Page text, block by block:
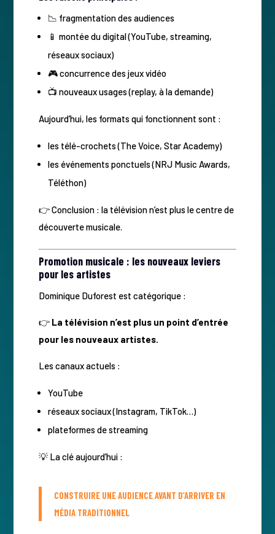
📉 fragmentation des audiences
📱 montée du digital (YouTube, streaming,
réseaux sociaux)
🎮 concurrence des jeux vidéo
📺 nouveaux usages (replay, à la demande)
Aujourd’hui, les formats qui fonctionnent sont :
les télé-crochets (The Voice, Star Academy)
les événements ponctuels (NRJ Music Awards,
Téléthon)
👉 Conclusion : la télévision n’est plus le centre de
découverte musicale.
Promotion musicale : les nouveaux leviers
pour les artistes
Dominique Duforest est catégorique :
👉 La télévision n’est plus un point d’entrée
pour les nouveaux artistes.
Les canaux actuels :
YouTube
réseaux sociaux (Instagram, TikTok…)
plateformes de streaming
💡 La clé aujourd’hui :
CONSTRUIRE UNE AUDIENCE AVANT D’ARRIVER EN
MÉDIA TRADITIONNEL